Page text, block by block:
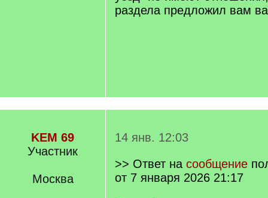
раздела предложил вам
KEM 69
Участник
Москва
14 янв. 12:03
>> Ответ на сообщение
от 7 января 2026 21:17